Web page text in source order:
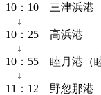
10：10 三津浜港
↓
10：25 高浜港
↓
10：55 睦月港（
↓
11：12 野忽那港